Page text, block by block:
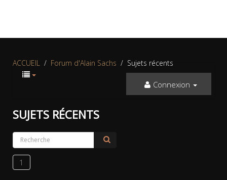
ACCUEIL Forum d'Alain Sachs Sujets récents
Connexion
SUJETS RÉCENTS
1